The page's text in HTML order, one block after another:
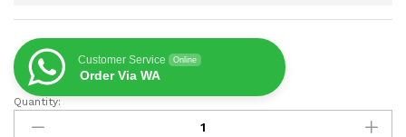
Customer Service Online
Order Via WA
Kursi
Tamu
Quantity: